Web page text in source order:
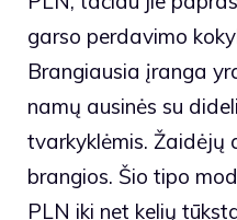
garso perdavimo
Brangiausia įranga
namų ausinės su
tvarkyklėmis. Žaidėjų
brangios. Šio tipo
PLN iki net kelių